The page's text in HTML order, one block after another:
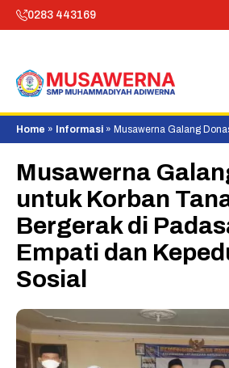
Skip
to
0283 443169
Home » Informasi » Musawerna Galang
Bergerak di Padasari: Wujud Empati dan
Musawerna
untuk Korban
Bergerak di
Empati dan
Sosial